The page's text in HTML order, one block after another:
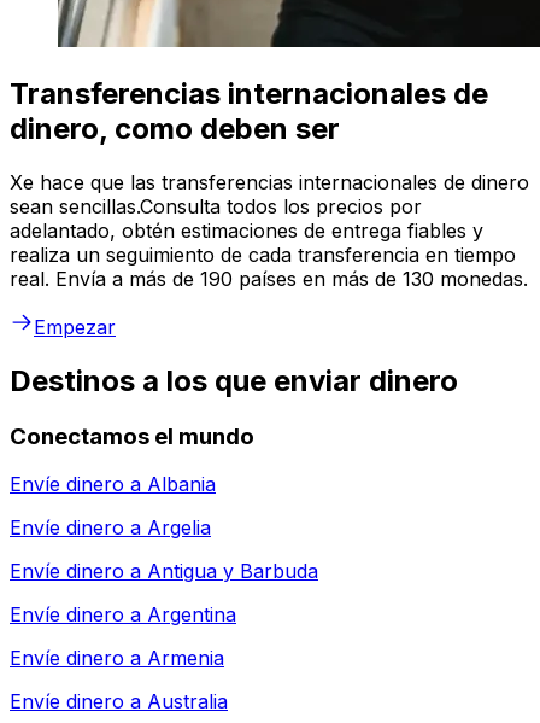
Transferencias internacionales de
dinero, como deben ser
Xe hace que las transferencias internacionales de dinero
sean sencillas.Consulta todos los precios por
adelantado, obtén estimaciones de entrega fiables y
realiza un seguimiento de cada transferencia en tiempo
real. Envía a más de 190 países en más de 130 monedas.
Empezar
Destinos a los que enviar dinero
Conectamos el mundo
Envíe dinero a Albania
Envíe dinero a Argelia
Envíe dinero a Antigua y Barbuda
Envíe dinero a Argentina
Envíe dinero a Armenia
Envíe dinero a Australia